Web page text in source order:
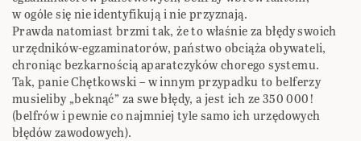
w ogóle się nie identyfikują i nie przyznają.
Prawda natomiast brzmi tak, że to właśnie za błędy swoich
urzędników-egzaminatorów, państwo obciąża obywateli,
chroniąc bezkarnością aparatczyków chorego systemu.
Tak, panie Chętkowski – w innym przypadku to belferzy
musieliby „beknąć” za swe błędy, a jest ich ze 350 000!
(belfrów i pewnie co najmniej tyle samo ich urzędowych
błędów zawodowych).